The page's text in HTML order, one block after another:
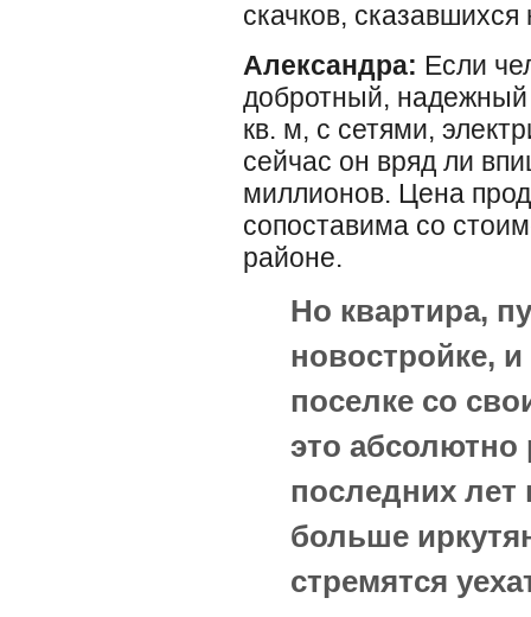
скачков,
Александра: Если
добротный,
кв. м, с сетями,
сейчас он вряд ли
миллионов. Цена
сопоставима со
районе.
Но квартира,
новостройке,
поселке со
это
последних лет
больше
стремятся